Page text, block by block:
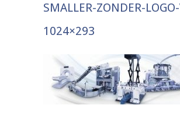
SMALLER-ZONDER-
1024×293